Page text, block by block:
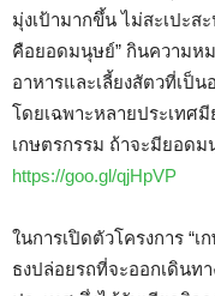
มุ่งเป้ามากขึ้น ไม่สะเปะส
คือยอดมนุษย์” กินความห
อาหารและเลี้ยงสัตวที่เป็
โดยเฉพาะหลายประเทศ
เกษตรกรรม ถ้าจะมียอดม
https://goo.gl/qjHpVP
ในการเปิดตัวโครงการ “
ธงปล่อยรถที่จะออกเดินท